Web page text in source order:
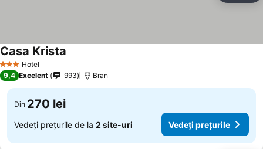
3 SteleHotel
Casa Krista
9,4 Excelent 993 Bran
Din 270 lei
Vedeți prețurile de la 2 site-uri Vedeți prețurile